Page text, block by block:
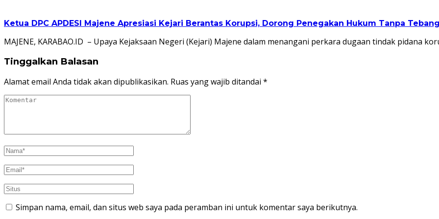
Ketua DPC APDESI Majene Apresiasi Kejari Berantas Korupsi, Dorong Penegakan Hukum Tanpa
MAJENE, KARABAO.ID – Upaya Kejaksaan Negeri (Kejari) Majene dalam menangani perkara dugaan tindak pidana
Tinggalkan Balasan
Alamat email Anda tidak akan dipublikasikan. Ruas yang wajib ditandai *
Simpan nama, email, dan situs web saya pada peramban ini untuk komentar saya berikutnya.